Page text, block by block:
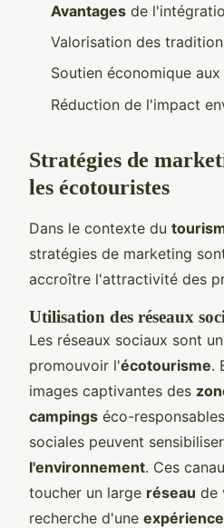
Avantages de
Valorisation des
Soutien économique aux
Réduction de l'impact
Stratégies de
les écotouristes
Dans le contexte du
stratégies de marketing
accroître l'attractivité des
Utilisation des réseaux
Les réseaux sociaux sont
promouvoir l'écotourisme.
images captivantes des
campings éco-
sociales peuvent
l'environnement. Ces
toucher un large réseau de
recherche d'une expérience